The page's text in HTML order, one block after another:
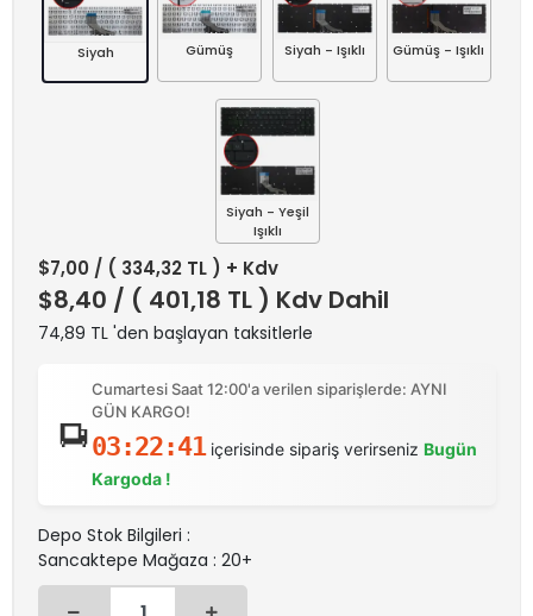
Siyah Gümüş Siyah - Işıklı Gümüş - Işıklı
Siyah - Yeşil
Işıklı
$7,00 / ( 334,32 TL ) + Kdv
$8,40 / ( 401,18 TL ) Kdv Dahil
74,89 TL 'den başlayan taksitlerle
Cumartesi Saat 12:00'a verilen siparişlerde: AYNI
GÜN KARGO!
03:22:41içerisinde sipariş verirseniz Bugün
Kargoda !
Depo Stok Bilgileri :
Sancaktepe Mağaza : 20+